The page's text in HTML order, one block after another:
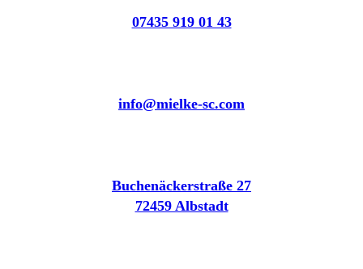
07435 919 01 43
info@mielke-sc.com
Buchenäckerstraße 27
72459 Albstadt